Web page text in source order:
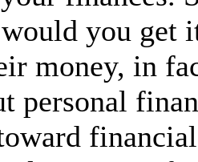
you get
money, in
personal